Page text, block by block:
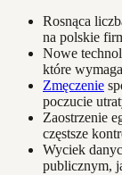
Rosnąca
na polskie
Nowe
które
Zmęczenie
poczucie
Zaostrzenie
częstsze
Wyciek
publicznym,